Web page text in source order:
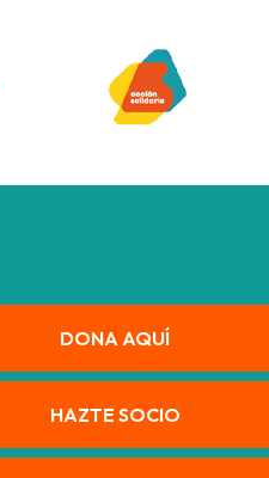
DONA AQUÍ
HAZTE SOCIO